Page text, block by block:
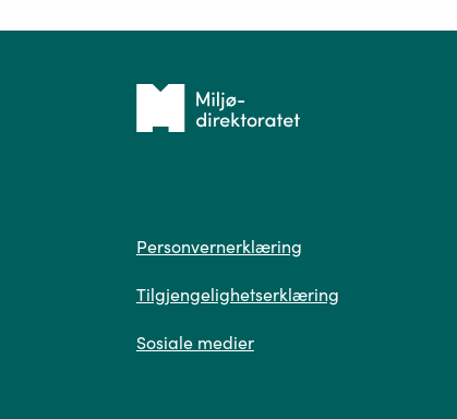
Tilbake
Personvern
Personvernerklæring
Tilgjengelighetserklæring
Sosiale medier